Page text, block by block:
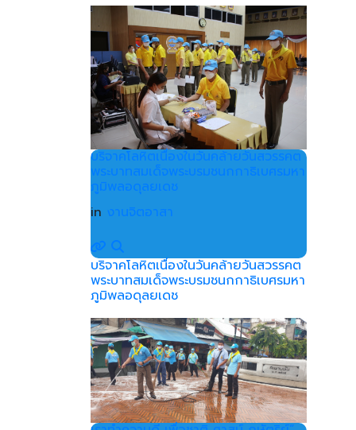
บริจาคโลหิตเนื่องในวันคล้ายวันสวรรคต
พระบาทสมเด็จพระบรมชนกกาธิเบศรมหา
ภูมิพลอดุลยเดช
in งานจิตอาสา
บริจาคโลหิตเนื่องในวันคล้ายวันสวรรคต
พระบาทสมเด็จพระบรมชนกกาธิเบศรมหา
ภูมิพลอดุลยเดช